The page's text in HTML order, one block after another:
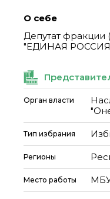
О себе
Депутат фракции
"ЕДИНАЯ
Орган власти
Тип избрания
Регионы
Место работы